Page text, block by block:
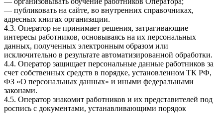
— публиковать на сайте, во внутренних справочниках,
адресных книгах организации.
4.3. Оператор не принимает решения, затрагивающие
интересы работников, основываясь на их персональных
данных, полученных электронным образом или
исключительно в результате автоматизированной обработки.
4.4. Оператор защищает персональные данные работников за
счет собственных средств в порядке, установленном ТК РФ,
ФЗ «О персональных данных» и иными федеральными
законами.
4.5. Оператор знакомит работников и их представителей под
роспись с документами, устанавливающими порядок